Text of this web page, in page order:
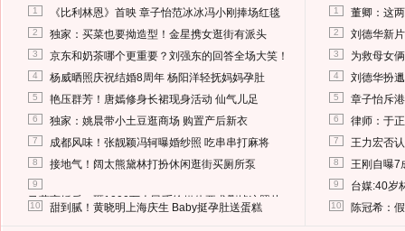
1 《比利林恩》首映 章子怡范冰冰冯小刚捧场红毯
2 独家：买菜也要拗造型！金星携女逛街有派头
3 京东和奶茶哪个更重要？刘强东的回答全场大笑！
4 杨威晒照庆祝结婚8周年 杨阳洋轻抚妈妈孕肚
5 艳压群芳！唐嫣修身长裙现身活动 仙气儿足
6 独家：姚晨带小土豆逛商场 购置产后新衣
7 成都风味！张靓颖冯轲曝婚纱照 吃串串打麻将
8 接地气！阔太熊黛林打扮休闲逛街买厕所泵
9
马蓉离婚后，砸1000万人民币给媒体要求删掉这照片
10 甜到腻！黄晓明上海庆生 Baby挺孕肚送蛋糕
1 董卿：这
2 刘德华新
3 为救母女
4 刘德华扮
5 章子怡斥
6 律师：于
7 王力宏否
8 王刚自曝7
9 台媒:40岁
10 陈冠希：